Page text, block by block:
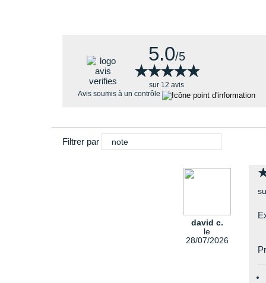
Une unité Air Zoom incurvée pour une
Unemousse plus légère.
amorti supplémentaire à l'avant-pied
5.0/5
★★★★★
★★★★★
sur 12 avis
Avis soumis à un contrôle
Filtrer par note
david c.
le
28/07/2026